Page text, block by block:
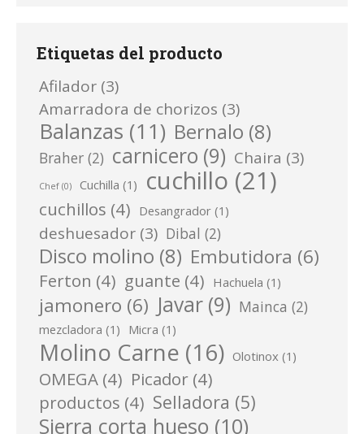
Etiquetas del producto
Afilador (3)
Amarradora de chorizos (3)
Balanzas (11) Bernalo (8)
Braher (2) carnicero (9) Chaira (3)
Chef (0) Cuchilla (1) cuchillo (21)
cuchillos (4) Desangrador (1)
deshuesador (3) Dibal (2)
Disco molino (8) Embutidora (6)
Ferton (4) guante (4) Hachuela (1)
jamonero (6) Javar (9) Mainca (2)
mezcladora (1) Micra (1)
Molino Carne (16) Olotinox (1)
OMEGA (4) Picador (4)
productos (4) Selladora (5)
Sierra corta hueso (10)